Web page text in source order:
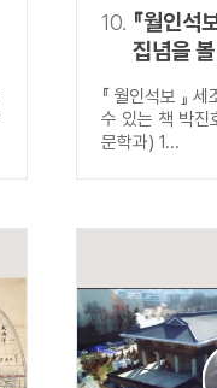
10. 『월인석
집념을
『 월인석보 』
수 있는 책 박진
문학과) 1...